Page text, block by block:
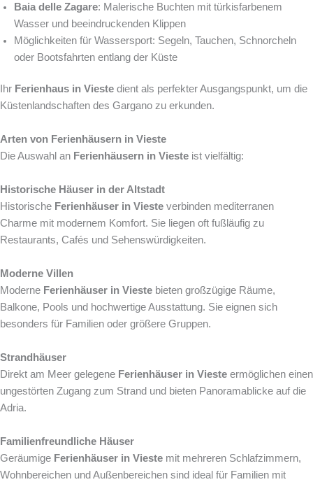
Baia delle Zagare: Malerische Buchten mit türkisfarbenem
Wasser und beeindruckenden Klippen
Möglichkeiten für Wassersport: Segeln, Tauchen, Schnorcheln
oder Bootsfahrten entlang der Küste
Ihr Ferienhaus in Vieste dient als perfekter Ausgangspunkt, um die
Küstenlandschaften des Gargano zu erkunden.
Arten von Ferienhäusern in Vieste
Die Auswahl an Ferienhäusern in Vieste ist vielfältig:
Historische Häuser in der Altstadt
Historische Ferienhäuser in Vieste verbinden mediterranen
Charme mit modernem Komfort. Sie liegen oft fußläufig zu
Restaurants, Cafés und Sehenswürdigkeiten.
Moderne Villen
Moderne Ferienhäuser in Vieste bieten großzügige Räume,
Balkone, Pools und hochwertige Ausstattung. Sie eignen sich
besonders für Familien oder größere Gruppen.
Strandhäuser
Direkt am Meer gelegene Ferienhäuser in Vieste ermöglichen einen
ungestörten Zugang zum Strand und bieten Panoramablicke auf die
Adria.
Familienfreundliche Häuser
Geräumige Ferienhäuser in Vieste mit mehreren Schlafzimmern,
Wohnbereichen und Außenbereichen sind ideal für Familien mit